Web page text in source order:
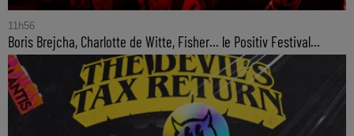
11h56
Boris Brejcha, Charlotte de Witte, Fisher… le Positiv Festival...